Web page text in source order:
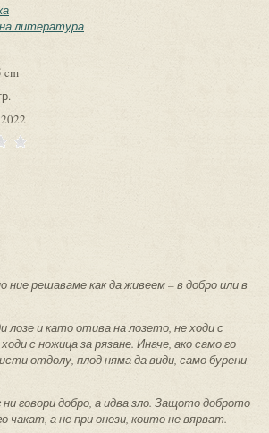
литература
cm
2022
ние решаваме как да живеем – в добро или в
лозе и като отива на лозето, не ходи с
с ножица за рязане. Иначе, ако само го
отдолу, плод няма да види, само бурени
говори добро, а идва зло. Защото доброто
чакат, а не при онези, които не вярват.